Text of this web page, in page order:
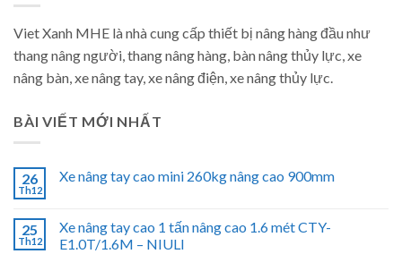
Viet Xanh MHE là nhà cung cấp thiết bị nâng hàng đầu như
thang nâng người, thang nâng hàng, bàn nâng thủy lực, xe
nâng bàn, xe nâng tay, xe nâng điện, xe nâng thủy lực.
BÀI VIẾT MỚI NHẤT
26
Th12
Xe nâng tay cao mini 260kg nâng cao 900mm
25
Th12
Xe nâng tay cao 1 tấn nâng cao 1.6 mét CTY-
E1.0T/1.6M – NIULI